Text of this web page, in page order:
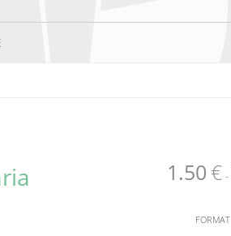
1.50 € -
FORMAT